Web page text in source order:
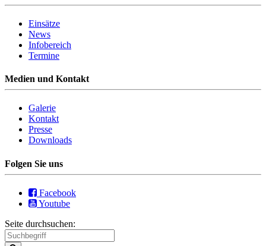
Einsätze
News
Infobereich
Termine
Medien und Kontakt
Galerie
Kontakt
Presse
Downloads
Folgen Sie uns
Facebook
Youtube
Seite durchsuchen: